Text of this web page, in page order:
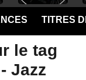
TITRES
le tag
Jazz